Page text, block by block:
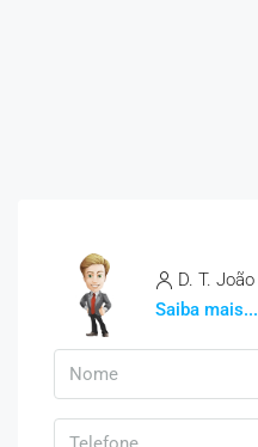
D. T. João
Saiba mais...